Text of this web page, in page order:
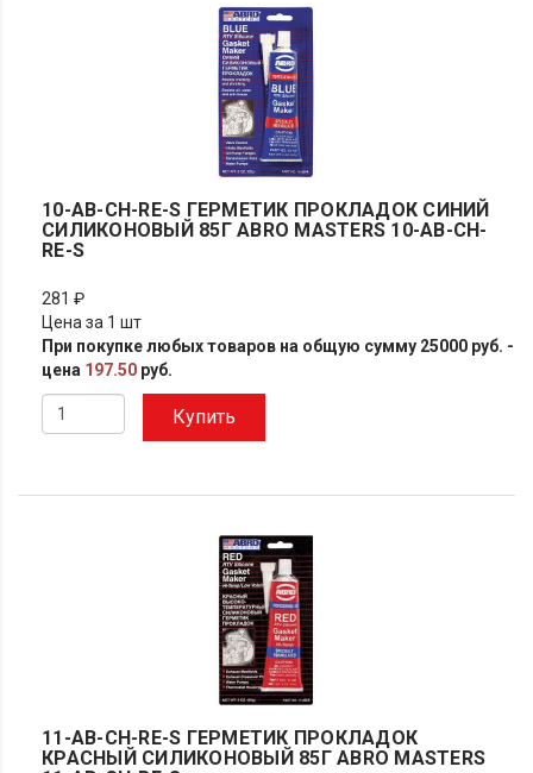
10-AB-CH-RE-S ГЕРМЕТИК ПРОКЛАДОК СИНИЙ
СИЛИКОНОВЫЙ 85Г ABRO MASTERS 10-AB-CH-
RE-S
281 ₽
Цена за 1 шт
При покупке любых товаров на общую сумму 25000 руб. -
цена 197.50 руб.
Купить
11-AB-CH-RE-S ГЕРМЕТИК ПРОКЛАДОК
КРАСНЫЙ СИЛИКОНОВЫЙ 85Г ABRO MASTERS